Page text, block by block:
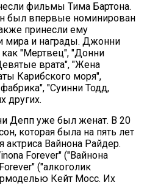
фильмы Тима Бартона.
был впервые номинирован
принесли ему
мира и награды. Джонни
"Мертвец", "Донни
врата", "Жена
Карибского моря",
"Суинни Тодд,
других.
Депп уже был женат. В 20
которая была на пять лет
Вайнона Райдер.
Forever" ("Вайнона
("алкоголик
Кейт Мосс. Их